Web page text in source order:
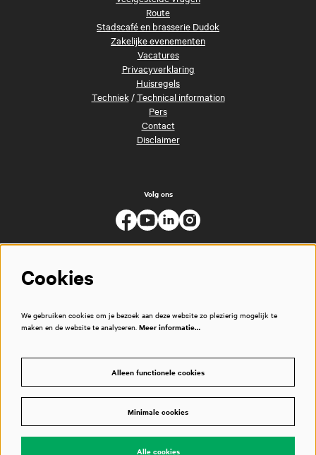
Route
Stadscafé en brasserie Dudok
Zakelijke evenementen
Vacatures
Privacyverklaring
Huisregels
Techniek/Technical information
Pers
Contact
Disclaimer
Volg ons
Cookies
We gebruiken cookies om je bezoek aan deze website zo plezierig mogelijk te
maken en de website te analyseren. Meer informatie…
Alleen functionele cookies
Minimale cookies
Alle cookies